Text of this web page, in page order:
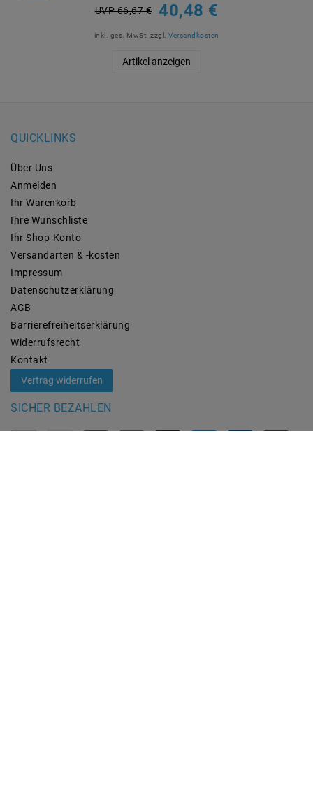
UVP 66,67 € 40,48 €
inkl. ges. MwSt. zzgl. Versandkosten
Artikel anzeigen
QUICKLINKS
Über Uns
Anmelden
Ihr Warenkorb
Ihre Wunschliste
Ihr Shop-Konto
Versandarten & -kosten
Impressum
Daten­schutz­erklärung
AGB
Barrierefreiheitserklärung
Widerrufs­recht
Kontakt
Vertrag widerrufen
SICHER BEZAHLEN